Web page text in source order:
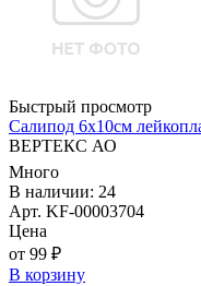
Быстрый просмотр
Салипод 6х10см
ВЕРТЕКС АО
Много
В наличии: 24
Арт. KF-00003704
Цена
от 99 ₽
В корзину